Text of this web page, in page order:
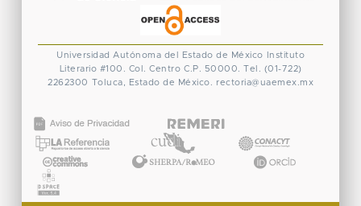
Universidad Autónoma del Estado de México
Instituto
Literario #100. Col. Centro C.P. 50000. Tel. (01-722)
2262300 Toluca, Estado de México. rectoria@uaemex.mx